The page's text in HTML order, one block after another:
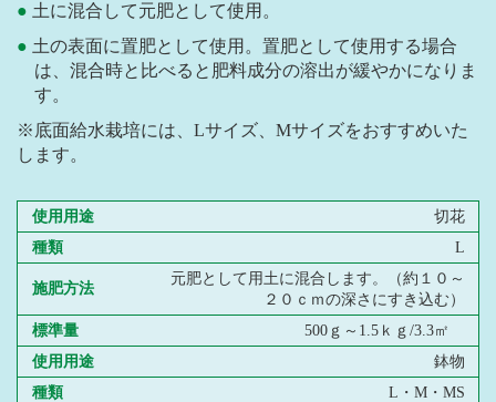
土に混合して元肥として使用。
土の表面に置肥として使用。置肥として使用する場合
は、混合時と比べると肥料成分の溶出が緩やかになりま
す。
※底面給水栽培には、Lサイズ、Mサイズをおすすめいた
します。
使用用途
切花
種類
L
施肥方法
元肥として用土に混合します。（約１０～
２０ｃｍの深さにすき込む）
標準量
500ｇ～1.5ｋｇ/3.3㎡
使用用途
鉢物
種類
L・M・MS